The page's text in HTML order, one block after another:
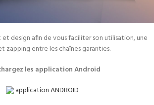
design afin de vous faciliter son utilisation, une
zapping entre les chaînes garanties.
les application Android
application ANDROID